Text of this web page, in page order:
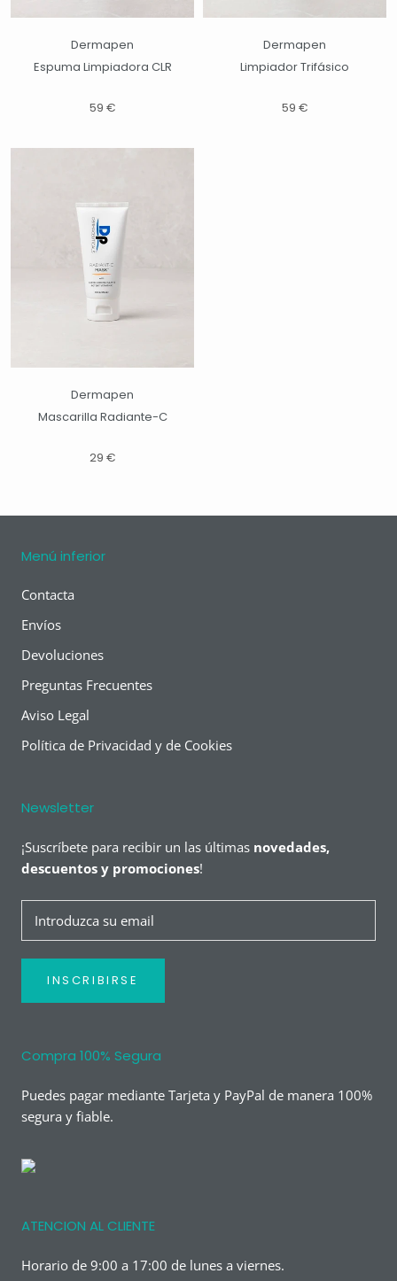
Dermapen
Espuma Limpiadora CLR
59 €
Dermapen
Limpiador Trifásico
59 €
Dermapen
Mascarilla Radiante-C
29 €
Menú inferior
Contacta
Envíos
Devoluciones
Preguntas Frecuentes
Aviso Legal
Política de Privacidad y de Cookies
Newsletter
¡Suscríbete para recibir un las últimas novedades,
descuentos y promociones!
INSCRIBIRSE
Compra 100% Segura
Puedes pagar mediante Tarjeta y PayPal de manera 100%
segura y fiable.
ATENCION AL CLIENTE
Horario de 9:00 a 17:00 de lunes a viernes.